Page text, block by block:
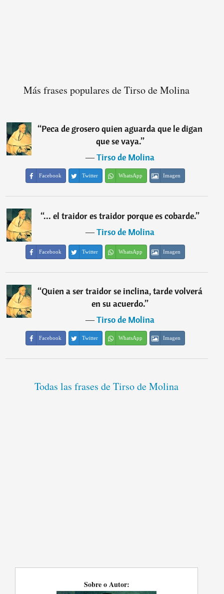
Más frases populares de Tirso de Molina
“Peca de grosero quien aguarda que le digan
que se vaya.”
―Tirso de Molina
Facebook Twitter WhatsApp Imagen
“... el traidor es traidor porque es cobarde.”
―Tirso de Molina
Facebook Twitter WhatsApp Imagen
“Quien a ser traidor se inclina, tarde volverá
en su acuerdo.”
―Tirso de Molina
Facebook Twitter WhatsApp Imagen
Todas las frases de Tirso de Molina
Sobre o Autor: